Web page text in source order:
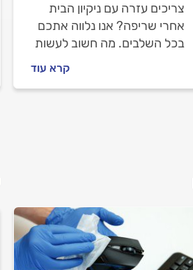
צריכים עזרה עם ניקיון הבית
אחרי שריפה? אנו נלווה אתכם
בכל השלבים. מה חשוב לעשות
תתנהלו מולם וכמה עולה ניקיון
אחרי שריפה? ריכזנו עבורכם
קרא עוד